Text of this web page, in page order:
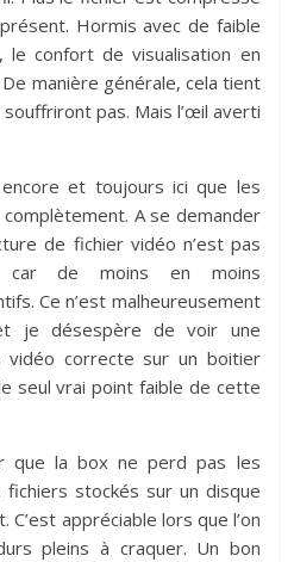
Hormis avec de faible
le confort de visualisation en
manière générale, cela tient
pas. Mais l’œil averti
encore et toujours ici que les
A se demander
de fichier vidéo n’est pas
car de moins en moins
Ce n’est malheureusement
je désespère de voir une
vidéo correcte sur un boitier
seul vrai point faible de cette
que la box ne perd pas les
stockés sur un disque
appréciable lors que l’on
pleins à craquer. Un bon